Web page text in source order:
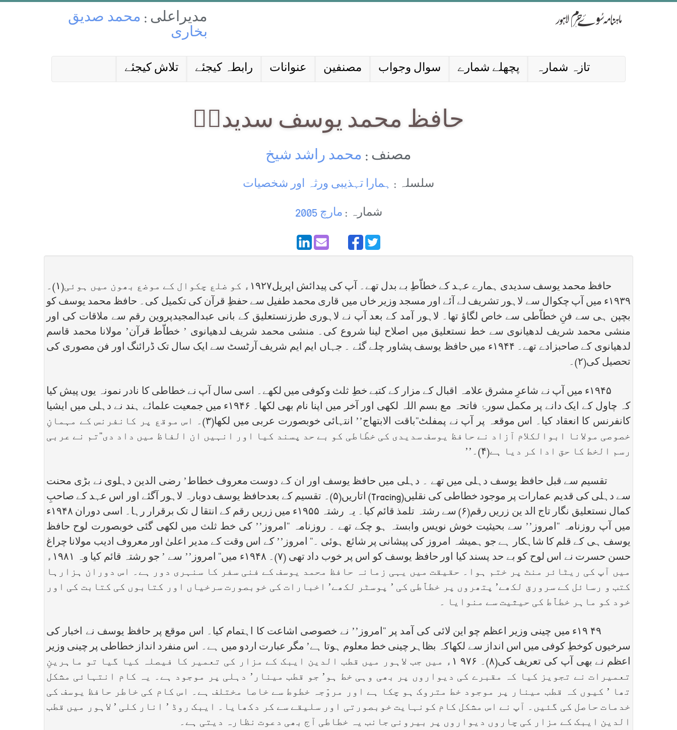
مدیراعلی : محمد صدیق
بخاری
تلاش کیجئے رابطہ کیجئے عنوانات مصنفین سوال وجواب پچھلے شمارے تازہ شمارہ
حافظ محمد یوسف سدیدیؒ
مصنف : محمد راشد شیخ
سلسلہ : ہمارا تہذیبی ورثہ اور شخصیات
شمارہ : مارچ 2005
حافظ محمد یوسف سدیدی ہمارے عہد کے خطاّطِ بے بدل تھے۔ آپ کی پیدائش اپریل۱۹۲۷ء کو ضلع چکوال کے موضع بھون میں ہوئی(۱)۔
۱۹۳۹ء میں آپ چکوال سے لاہور تشریف لے آئے اور مسجد وزیر خاں میں قاری محمد طفیل سے حفظِ قرآن کی تکمیل کی۔ حافظ محمد یوسف کو
بچپن ہی سے فنِ خطاّطی سے خاص لگاؤ تھا۔ لاہور آمد کے بعد آپ نے لاہوری طرزنستعلیق کے بانی عبدالمجیدپروین رقم سے ملاقات کی اور
منشی محمد شریف لدھیانوی سے خط نستعلیق میں اصلاح لینا شروع کی۔ منشی محمد شریف لدھیانوی ’ خطاّط قرآن’ مولانا محمد قاسم
لدھیانوی کے صاحبزادے تھے۔ ۱۹۴۴ء میں حافظ یوسف پشاور چلے گئے ۔ جہاں ایم ایم شریف آرٹسٹ سے ایک سال تک ڈرائنگ اور فن مصوری کی
تحصیل کی(۲)۔
۱۹۴۵ء میں آپ نے شاعرِ مشرق علامہ اقبال کے مزار کے کتبے خطِ ثلث وکوفی میں لکھے۔ اسی سال آپ نے خطاطی کا نادر نمونہ یوں پیش کیا
کہ چاول کے ایک دانے پر مکمل سورۂ فاتحہ مع بسم اللہ لکھی اور آخر میں اپنا نام بھی لکھا۔ ۱۹۴۶ء میں جمعیت علمائے ہند نے دہلی میں ایشیا
کانفرنس کا انعقاد کیا۔ اس موقعہ پر آپ نے پمفلٹ‘‘باقت الابتھاج’’ انتہائی خوبصورت عربی میں لکھا(۳)۔ اس موقع پر کانفرنس کے مہمانِ
خصوصی مولانا ابوالکلام آزاد نے حافظ یوسف سدیدی کی خطّاطی کو بے حد پسند کیا اور انہیں ان الفاظ میں داد دی‘‘تم نے عربی
رسم الخط کا حق ادا کر دیا ہے(۴)۔’’
تقسیم سے قبل حافظ یوسف دہلی میں تھے ۔ دہلی میں حافظ یوسف اور ان کے دوست معروف خطاط’ رضی الدین دہلوی نے بڑی محنت
سے دہلی کی قدیم عمارات پر موجود خطاطی کی نقلیں(Tracing
) اتاریں(۵)۔ تقسیم کے بعدحافظ یوسف دوبارہ لاہور آگئے اور اس عہد کے صاحبِ
کمال نستعلیق نگار تاج الد ین زریں رقم(۶) سے رشتہ تلمذ قائم کیا۔ یہ رشتہ ۱۹۵۵ء میں زریں رقم کے انتقا ل تک برقرار رہا۔ اسی دوران ۱۹۴۸ء
میں آپ روزنامہ ‘‘امروز’’ سے بحیثیت خوش نویس وابستہ ہو چکے تھے ۔ روزنامہ ‘‘امروز’’ کی خط ثلث میں لکھی گئی خوبصورت لوح حافظ
یوسف ہی کے قلم کا شاہکار ہے جو ہمیشہ امروز کی پیشانی پر شائع ہوئی ۔‘‘ امروز’’ کے اس وقت کے مدیر اعلیٰ اور معروف ادیب مولانا چراغ
حسن حسرت نے اس لوح کو بے حد پسند کیا اور حافظ یوسف کو اس پر خوب داد تھی (۷)۔ ۱۹۴۸ء میں‘‘ امروز’’ سے ’ جو رشتہ قائم کیا وہ ۱۹۸۱ء
میں آپ کی ریٹائر منٹ پر ختم ہوا۔ حقیقت میں یہی زمانہ حافظ محمد یوسف کے فنی سفر کا سنہری دور ہے۔ اس دوران ہزارہا
کتب و رسائل کے سرورق لکھے’ پتھروں پر خطاّطی کی ’ پوسٹر لکھے’ اخبارات کی خوبصورت سرخیاں اور کتابوں کی کتابت کی اور
خود کو ماہر خطاّط کی حیثیت سے منوایا ۔
۴۹ ۱۹ء میں چینی وزیر اعظم چو این لائی کی آمد پر ‘‘امروز’’ نے خصوصی اشاعت کا اہتمام کیا۔ اس موقع پر حافظ یوسف نے اخبار کی
سرخیوں کوخطِ کوفی میں اس انداز سے لکھاکہ بظاہر چینی خط معلوم ہوتا ہے’ مگر عبارت اردو میں ہے۔ اس منفرد انداز خطاطی پر چینی وزیر
اعظم نے بھی آپ کی تعریف کی(۸)۔ ۹۷۶ ۱ء میں جب لاہور میں قطب الدین ایبک کے مزار کی تعمیر کا فیصلہ کیا گیا تو ماہرینِ
تعمیرات نے تجویز کیا کہ مقبرے کی دیواروں پر بھی وہی خط ہو’ جو قطب مینار’ دہلی پر موجود ہے۔ یہ کام انتہائی مشکل
تھا ’ کیوں کہ قطب مینار پر موجود خط متروک ہو چکا ہے اور مروّجہ خطوط سے خاصا مختلف ہے۔ اس کام کی خاطر حافظ یوسف کی
خدمات حاصل کی گئیں۔ آپ نے اس مشکل کام کونہایت خوبصورتی اور سلیقے سے کر دکھایا۔ ایبک روڈ ’ انار کلی ’ لاہور میں قطب
الدین ایبک کے مزار کی چاروں دیواروں پر بیرونی جانب یہ خطاطی آج بھی دعوت نظارہ دیتی ہے۔